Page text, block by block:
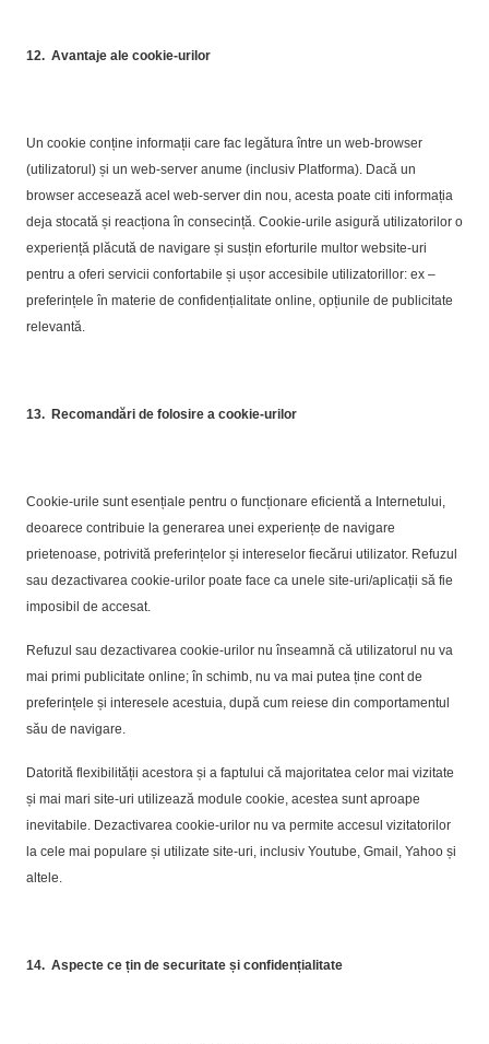
12. Avantaje ale cookie-urilor
Un cookie conține informații care fac legătura între un web-browser
(utilizatorul) și un web-server anume (inclusiv Platforma). Dacă un
browser accesează acel web-server din nou, acesta poate citi informația
deja stocată și reacționa în consecință. Cookie-urile asigură utilizatorilor o
experiență plăcută de navigare și susțin eforturile multor website-uri
pentru a oferi servicii confortabile și ușor accesibile utilizatorillor: ex –
preferințele în materie de confidențialitate online, opțiunile de publicitate
relevantă.
13. Recomandări de folosire a cookie-urilor
Cookie-urile sunt esențiale pentru o funcționare eficientă a Internetului,
deoarece contribuie la generarea unei experiențe de navigare
prietenoase, potrivită preferințelor și intereselor fiecărui utilizator. Refuzul
sau dezactivarea cookie-urilor poate face ca unele site-uri/aplicații să fie
imposibil de accesat.
Refuzul sau dezactivarea cookie-urilor nu înseamnă că utilizatorul nu va
mai primi publicitate online; în schimb, nu va mai putea ține cont de
preferințele și interesele acestuia, după cum reiese din comportamentul
său de navigare.
Datorită flexibilității acestora și a faptului că majoritatea celor mai vizitate
și mai mari site-uri utilizează module cookie, acestea sunt aproape
inevitabile. Dezactivarea cookie-urilor nu va permite accesul vizitatorilor
la cele mai populare și utilizate site-uri, inclusiv Youtube, Gmail, Yahoo și
altele.
14. Aspecte ce țin de securitate și confidențialitate